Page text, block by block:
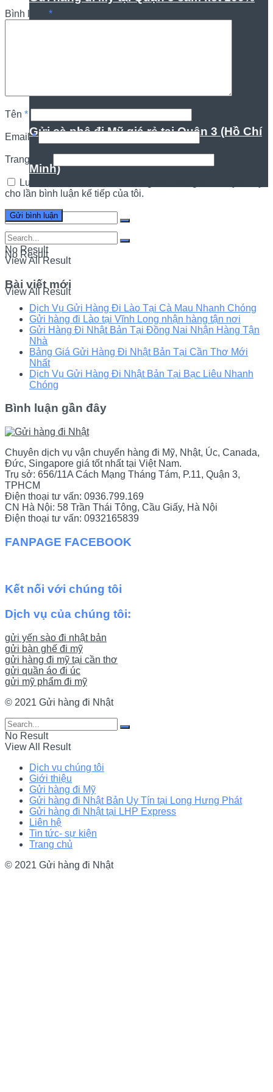
Gửi cà phê đi Mỹ giá rẻ tại Quận 3 (Hồ Chí
Minh)
No Result
View All Result
Bình luận *
Tên *
Email*
Trang web
Lưu tên của tôi, email, và trang web trong trình duyệt này
cho lần bình luận kế tiếp của tôi.
No Result
View All Result
Bài viết mới
Dịch Vụ Gửi Hàng Đi Lào Tại Cà Mau Nhanh Chóng
Gửi hàng đi Lào tại Vĩnh Long nhận hàng tận nơi
Gửi Hàng Đi Nhật Bản Tại Đồng Nai Nhận Hàng Tận
Nhà
Bảng Giá Gửi Hàng Đi Nhật Bản Tại Cần Thơ Mới
Nhất
Dịch Vụ Gửi Hàng Đi Nhật Bản Tại Bạc Liêu Nhanh
Chóng
Bình luận gần đây
Chuyên dịch vụ vận chuyển hàng đi Mỹ, Nhật, Úc, Canada,
Đức, Singapore giá tốt nhất tại Việt Nam.
Trụ sở: 656/11A Cách Mạng Tháng Tám, P.11, Quận 3,
TPHCM
Điện thoại tư vấn: 0936.799.169
CN Hà Nội: 58 Trần Thái Tông, Cầu Giấy, Hà Nội
Điện thoại tư vấn: 0932165839
FANPAGE FACEBOOK
Kết nối với chúng tôi
Dịch vụ của chúng tôi:
gửi yến sào đi nhật bản
gửi bàn ghế đi mỹ
gửi hàng đi mỹ tại cần thơ
gửi quần áo đi úc
gửi mỹ phẩm đi mỹ
© 2021 Gửi hàng đi Nhật
No Result
View All Result
Dịch vụ chúng tôi
Giới thiệu
Gửi hàng đi Mỹ
Gửi hàng đi Nhật Bản Uy Tín tại Long Hưng Phát
Gửi hàng đi Nhật tại LHP Express
Liên hệ
Tin tức- sự kiện
Trang chủ
© 2021 Gửi hàng đi Nhật